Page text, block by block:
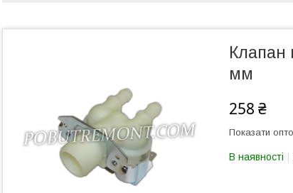
Клапан
мм
258 ₴
Показати
В наявності